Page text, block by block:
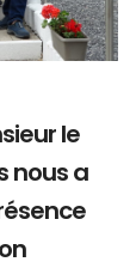
le
nous a